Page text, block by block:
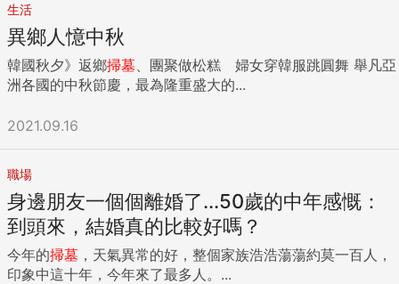
教、猶太教、佛教都紛紛想方設法將儀式搬到線上。宗教信仰
和科技，這兩個看似八竿子打不著的世界，因為疫情，有了相
遇的契機。 如何在不群聚的時候營造群聚感？Zoom依然是首
選 「群聚一堂」是宗教信仰一個難以替代的形式，要如何在保
持社交距離的同時，營造這種群聚的親密感？成為各信仰迫切
續上教堂。美國樞機雷孟．柏克（Raymond Burke）在個人網
站發文表示，很多教堂都很大，可以讓信眾在不違反社交距離
的同時做禮拜，另外像告解室的簾幕也可以換成容易消毒的材
質。 不過，這麼做還是助長傳播的風險，另外有些神職人員則
選擇大膽擁抱轉機。加州一名開始用直播佈道牧師瑞克（Rick
Warren）就這麼表示：「主給了我們頭腦，他期待我們用智慧
行事。」 仔細去探究的話，宗教與科技的的距離，並沒有想像
中那麼遠，電視佈道就是最廣為人知的例子。以基督教來說，
生活
異鄉人憶中秋
韓國秋夕》返鄉掃墓 、團聚做松糕 婦女穿韓服跳圓舞 舉凡亞
洲各國的中秋節慶，最為隆重盛大的...
2021.09.16
職場
身邊朋友一個個離婚了...50歲的中年感慨：
到頭來，結婚真的比較好嗎？
今年的掃墓 ，天氣異常的好，整個家族浩浩蕩蕩約莫一百人，
印象中這十年，今年來了最多人。...